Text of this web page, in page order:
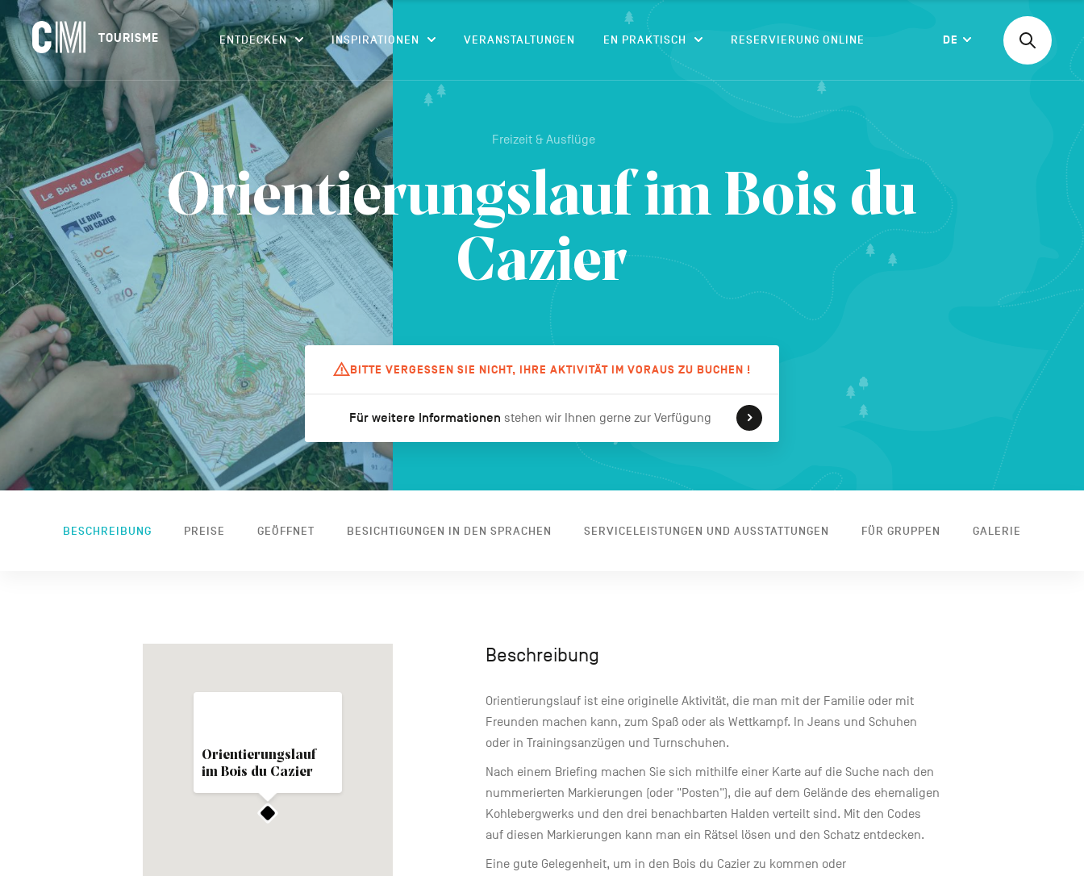
CM
Tourisme
DE
TOURISME
Navigation
principale
ENTDECKEN INSPIRATIONEN VERANSTALTUNGEN EN PRAKTISCH RESERVIERUNG ONLINE DE
Suchen
nach
Suchen
Aktivität,
einer
Unterkunft…
BESTÄTIGEN
Freizeit & Ausflüge
Orientierungslauf im Bois du
Cazier
BITTE VERGESSEN SIE NICHT, IHRE AKTIVITÄT IM VORAUS ZU BUCHEN !
Für weitere Informationen stehen wir Ihnen gerne zur Verfügung
BESCHREIBUNG PREISE GEÖFFNET BESICHTIGUNGEN IN DEN SPRACHEN SERVICELEISTUNGEN UND AUSSTATTUNGEN FÜR GRUPPEN GALERIE
Orientierungslauf
im Bois du Cazier
Beschreibung
Orientierungslauf ist eine originelle Aktivität, die man mit der Familie oder mit
Freunden machen kann, zum Spaß oder als Wettkampf. In Jeans und Schuhen
oder in Trainingsanzügen und Turnschuhen.
Nach einem Briefing machen Sie sich mithilfe einer Karte auf die Suche nach den
nummerierten Markierungen (oder "Posten"), die auf dem Gelände des ehemaligen
Kohlebergwerks und den drei benachbarten Halden verteilt sind. Mit den Codes
auf diesen Markierungen kann man ein Rätsel lösen und den Schatz entdecken.
Eine gute Gelegenheit, um in den Bois du Cazier zu kommen oder